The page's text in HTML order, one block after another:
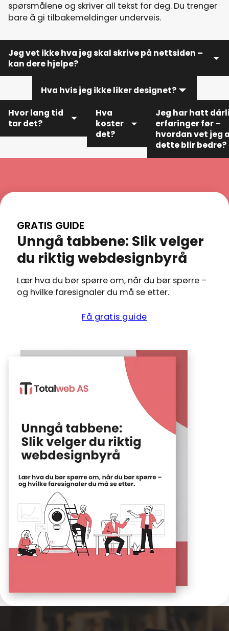
spørsmålene og skriver all tekst for deg. Du trenger
bare å gi tilbakemeldinger underveis.
Jeg vet ikke hva jeg skal skrive på nettsiden –
kan dere hjelpe?
Ja! Vi skriver all tekst for deg – basert på et enkelt
intervju og innspill du gir oss. Du slipper å skrive noe
selv.
Hva hvis jeg ikke liker designet?
Du får alltid utkast du kan gi tilbakemeldinger på. Vi
jobber tett sammen og justerer til du er fornøyd.
Hvor lang tid
tar det?
Vanlig
av prosjektets
tilbakemeldinger
fra deg.
Hva
koster
det?
på
kostnader.
Vi tilbyr
ulike
basert på
behov. Se
komplette
aktuelle
prisnivåer
Jeg har hatt
erfaringer før –
hvordan vet jeg
dette blir bedre?
kontaktperson, en
tydelig prosess
viser hva andre
opplevd
GRATIS GUIDE
Unngå tabbene: Slik velger
du riktig webdesignbyrå
Lær hva du bør spørre om, når du bør spørre –
og hvilke faresignaler du må se etter.
Få gratis guide